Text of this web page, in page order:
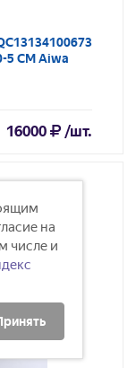
5 СМ Aiwa
16000 /шт.
на
числе и